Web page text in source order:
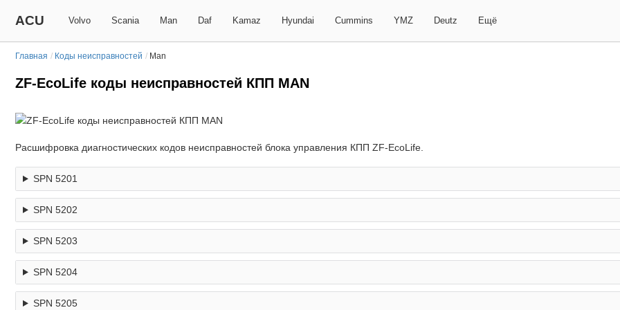
ACU Volvo Scania Man Daf Kamaz Hyundai Cummins YMZ Deutz Ещё
Главная / Коды неисправностей / Man
ZF-EcoLife коды неисправностей КПП MAN
Расшифровка диагностических кодов неисправностей блока управления КПП ZF-EcoLife.
SPN 5201
SPN 5202
SPN 5203
SPN 5204
SPN 5205